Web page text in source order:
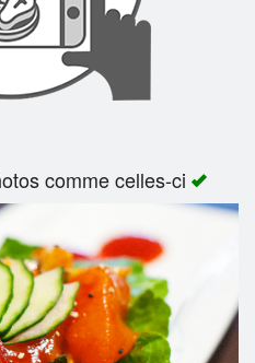
comme celles-ci